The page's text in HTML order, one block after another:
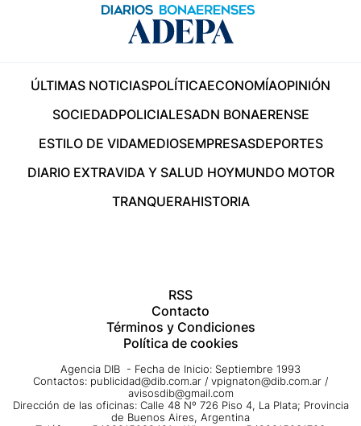
ÚLTIMAS NOTICIASPOLÍTICAECONOMÍAOPINIÓN
SOCIEDADPOLICIALESADN BONAERENSE
ESTILO DE VIDAMEDIOSEMPRESASDEPORTES
DIARIO EXTRAVIDA Y SALUD HOYMUNDO MOTOR
TRANQUERAHISTORIA
RSS
Contacto
Términos y Condiciones
Política de cookies
Agencia DIB - Fecha de Inicio: Septiembre 1993
Contactos: publicidad@dib.com.ar / vpignaton@dib.com.ar /
avisosdib@gmail.com
Dirección de las oficinas: Calle 48 Nº 726 Piso 4, La Plata; Provincia
de Buenos Aires, Argentina